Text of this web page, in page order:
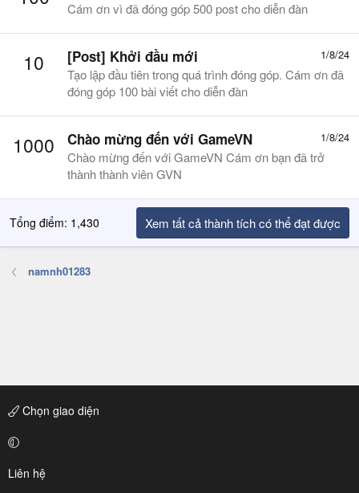
Cám ơn vì đã đóng góp 500 post cho diễn đàn
10 1/8/24
[Post] Khởi đầu mới
Tạo lập đầu tiên trong quá trình đóng góp. Cám ơn đã
đóng góp 100 bài viết cho diễn đàn
1000 1/8/24
Chào mừng đến với GameVN
Chào mừng đến với GameVN Cám ơn bạn đã trở
thành thành viên GVN
Tổng điểm: 1,430 Xem tất cả thành tích có thể đạt được
namnh01283
Chọn giao diện
Liên hệ